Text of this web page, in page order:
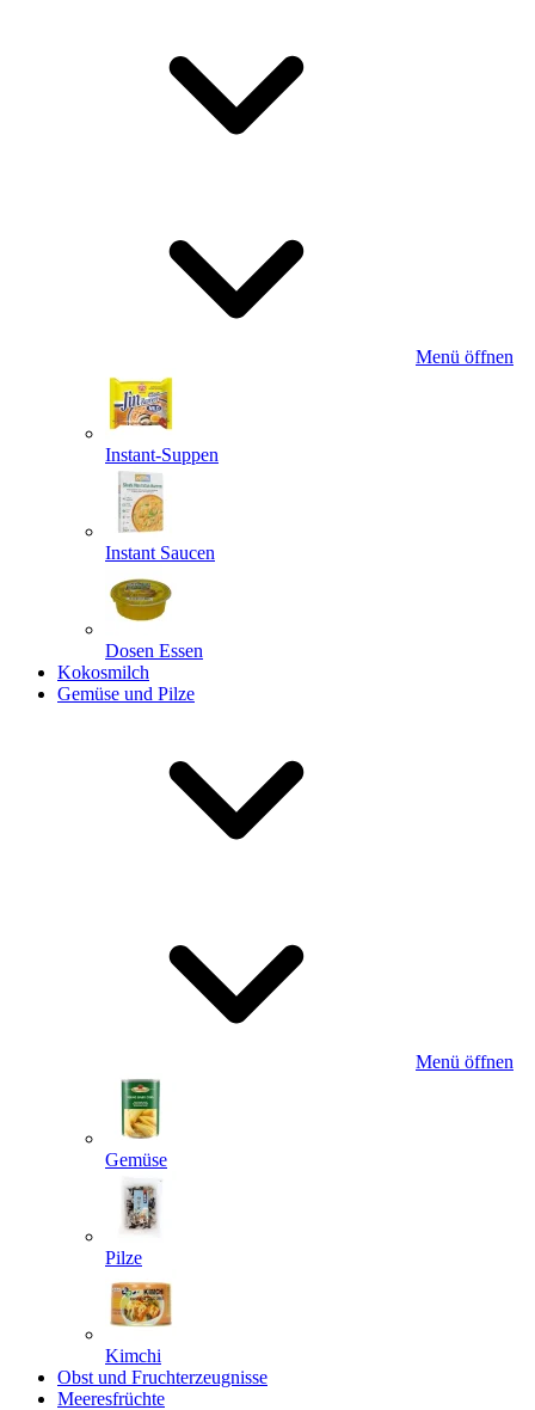
Menü öffnen
Instant-Suppen
Instant Saucen
Dosen Essen
Kokosmilch
Gemüse und Pilze
Menü öffnen
Gemüse
Pilze
Kimchi
Obst und Fruchterzeugnisse
Meeresfrüchte